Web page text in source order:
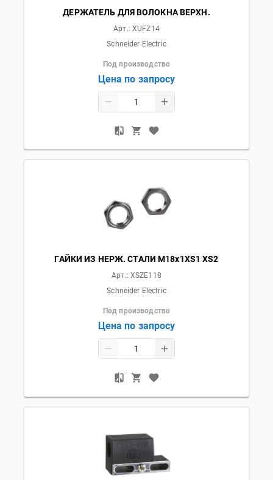
ДЕРЖАТЕЛЬ ДЛЯ ВОЛОКНА ВЕРХН.
Арт.: XUFZ14
Schneider Electric
Под производство
Цена по запросу
ГАЙКИ ИЗ НЕРЖ. СТАЛИ M18x1XS1 XS2
Арт.: XSZE118
Schneider Electric
Под производство
Цена по запросу